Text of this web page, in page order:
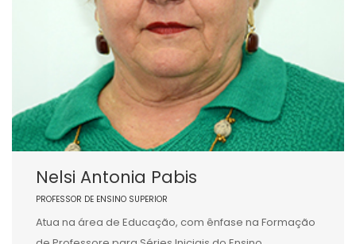
Nelsi Antonia Pabis
PROFESSOR DE ENSINO SUPERIOR
Atua na área de Educação, com ênfase na Formação